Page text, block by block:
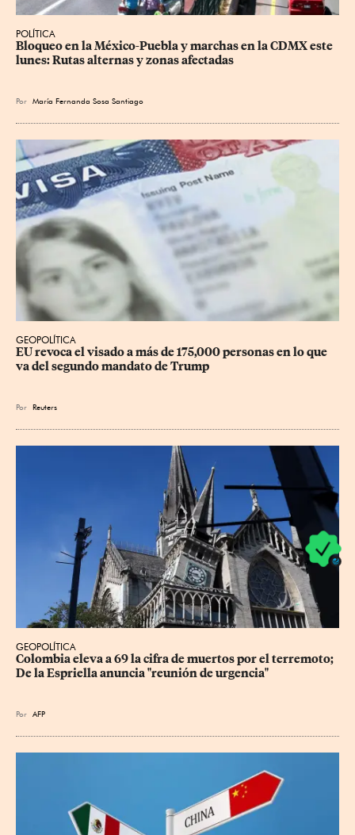
POLÍTICA
Bloqueo en la México-Puebla y marchas en la CDMX este
lunes: Rutas alternas y zonas afectadas
Por María Fernanda Sosa Santiago
GEOPOLÍTICA
EU revoca el visado a más de 175,000 personas en lo que
va del segundo mandato de Trump
Por Reuters
GEOPOLÍTICA
Colombia eleva a 69 la cifra de muertos por el terremoto;
De la Espriella anuncia "reunión de urgencia"
Por AFP